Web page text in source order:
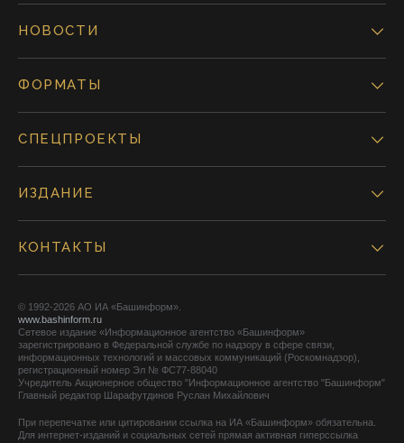
НОВОСТИ
ФОРМАТЫ
СПЕЦПРОЕКТЫ
ИЗДАНИЕ
КОНТАКТЫ
© 1992-2026 АО ИА «Башинформ».
www.bashinform.ru
Сетевое издание «Информационное агентство «Башинформ»
зарегистрировано в Федеральной службе по надзору в сфере связи,
информационных технологий и массовых коммуникаций (Роскомнадзор),
регистрационный номер Эл № ФС77-88040
Учредитель Акционерное общество "Информационное агентство "Башинформ"
Главный редактор Шарафутдинов Руслан Михайлович
При перепечатке или цитировании ссылка на ИА «Башинформ» обязательна.
Для интернет-изданий и социальных сетей прямая активная гиперссылка